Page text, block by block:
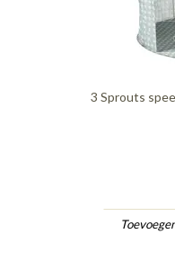
3 Sprouts